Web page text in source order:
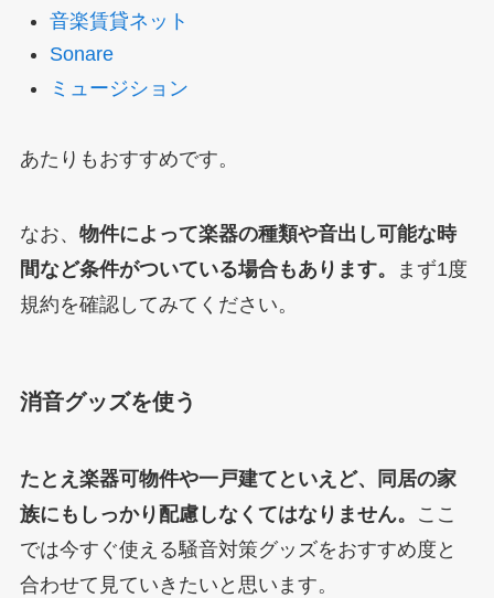
音楽賃貸ネット
Sonare
ミュージション
あたりもおすすめです。
なお、 物件によって楽器の種類や音出し可能な時
間など条件がついている場合もあります。
まず1度
規約を確認してみてください。
消音グッズを使う
たとえ楽器可物件や一戸建てといえど、同居の家
族にもしっかり配慮しなくてはなりません。
ここ
では今すぐ使える騒音対策グッズをおすすめ度と
合わせて見ていきたいと思います。